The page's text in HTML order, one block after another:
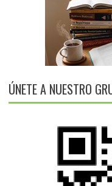
ÚNETE A NUESTRO